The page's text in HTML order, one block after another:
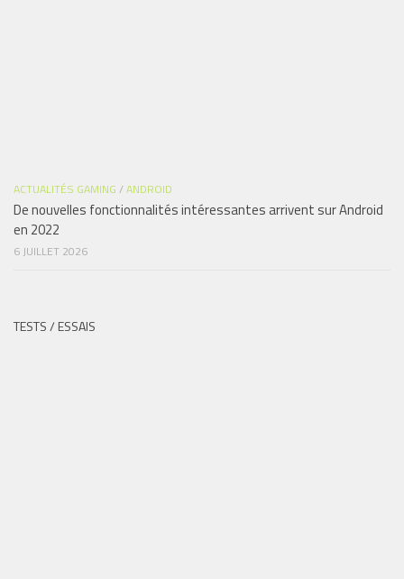
ACTUALITÉS GAMING /ANDROID
De nouvelles fonctionnalités intéressantes arrivent sur Android
en 2022
6 JUILLET 2026
TESTS / ESSAIS